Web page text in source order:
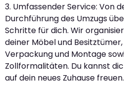
3. Umfassender Service: Von
Durchführung des Umzugs
Schritte für dich. Wir
deiner Möbel und
Verpackung und Montage
Zollformalitäten. Du kannst
auf dein neues Zuhause freuen.